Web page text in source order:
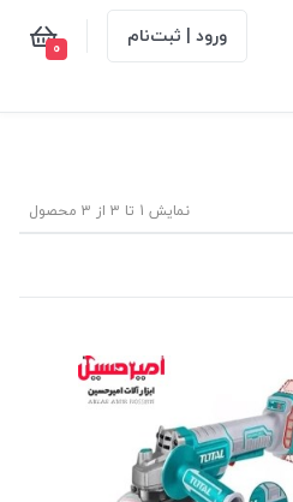
ورود | ثبت‌نام 0
نمایش 1 تا 3 از 3 محصول